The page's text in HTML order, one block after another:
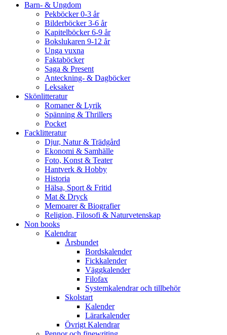
Barn- & Ungdom
Pekböcker 0-3 år
Bilderböcker 3-6 år
Kapitelböcker 6-9 år
Bokslukaren 9-12 år
Unga vuxna
Faktaböcker
Saga & Present
Anteckning- & Dagböcker
Leksaker
Skönlitteratur
Romaner & Lyrik
Spänning & Thrillers
Pocket
Facklitteratur
Djur, Natur & Trädgård
Ekonomi & Samhälle
Foto, Konst & Teater
Hantverk & Hobby
Historia
Hälsa, Sport & Fritid
Mat & Dryck
Memoarer & Biografier
Religion, Filosofi & Naturvetenskap
Non books
Kalendrar
Årsbundet
Bordskalender
Fickkalender
Väggkalender
Filofax
Systemkalendrar och tillbehör
Skolstart
Kalender
Lärarkalender
Övrigt Kalendrar